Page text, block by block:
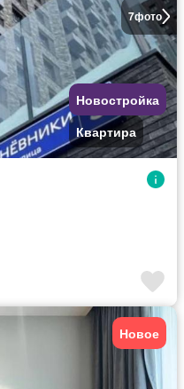
7фото
Новостройка
Квартира
Новое